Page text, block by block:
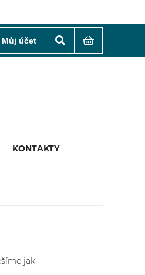
Můj účet
KONTAKTY
jak